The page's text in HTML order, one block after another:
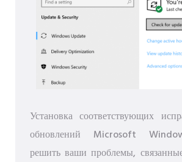
Установка соответствующих
обновлений Microsoft
решить ваши проблемы,